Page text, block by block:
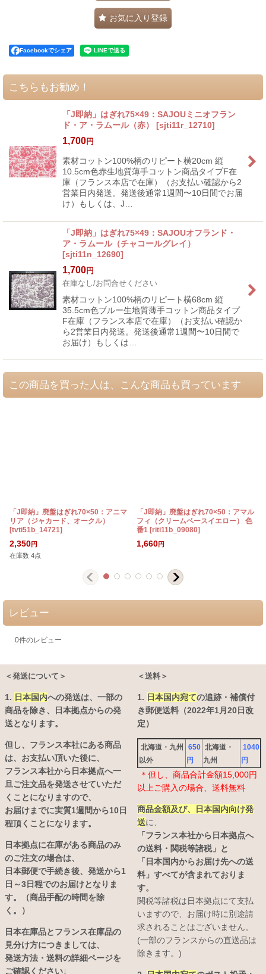
お気に入り登録
Facebookでシェア
こちらもお勧め！
「J即納」はぎれ75×49：SAJOUミニオフラン
ド・ア・ラムール（赤）
[sjti11r_12710]
1,700円
素材コットン100%柄のリピート横20cm 縦
10.5cm色赤生地質薄手コットン商品タイプF在
庫（フランス本店で在庫）（お支払い確認から2
営業日内発送。発送後通常1週間〜10日間でお届
け）もしくは、J…
「J即納」はぎれ75×49：SAJOUオフランド・
ア・ラムール（チャコールグレイ）
[sjti11n_12690]
1,700円
在庫なし/お問合せください
素材コットン100%柄のリピート横68cm 縦
35.5cm色ブルー生地質薄手コットン商品タイプ
F在庫（フランス本店で在庫）（お支払い確認か
ら2営業日内発送。発送後通常1週間〜10日間で
お届け）もしくは…
この商品を買った人は、こんな商品も買っています
「J即納」廃盤はぎれ70×50：アニマ
リア（ジャカード、オークル）
[tvti51b_14721]
2,350円
在庫数 4点
「J即納」廃盤はぎれ70×50：アマル
フィ（クリームベースイエロー） 色
番1 [riti11b_09080]
1,660円
レビュー
0件のレビュー
＜発送について＞
1. 日本国内への発送は、 一部の
商品を除き、日本拠点からの発
送となります。
但し、フランス本社にある商品
は、お支払い頂いた後に、
フランス本社から日本拠点へ一
旦ご注文品を発送させていただ
くことになりますので、
お届けまでに実質1週間から10日
程頂くことになります。
日本拠点に在庫がある商品のみ
のご注文の場合は、
日本郵便で手続き後、発送から1
日～3日程でのお届けとなりま
す。（商品手配の時間を除
く。）
日本在庫品とフランス在庫品の
見分け方につきましては、
発送方法・送料の詳細ページを
ご確認ください↓
＜送料＞
1. 日本国内宛ての追跡・補償付
き郵便送料（2022年1月20日改
定）
北海道・九州
以外
650
円
北海道・
九州
1040
円
＊但し、商品合計金額15,000円
以上ご購入の場合、送料無料
商品金額及び、日本国内向け発
送に、
「フランス本社から日本拠点へ
の送料・関税等諸税」と
「日本国内からお届け先への送
料」すべてが含まれておりま
す。
関税等諸税は日本拠点にて支払
いますので、お届け時に別途請
求されることはございません。
(一部のフランスからの直送品は
除きます。)